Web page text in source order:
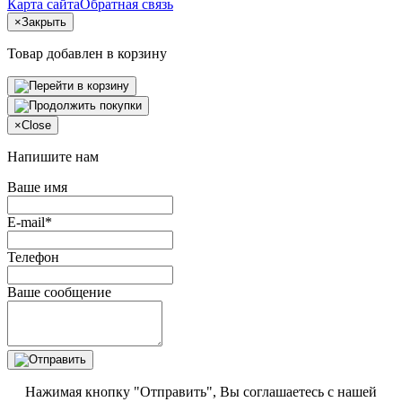
Карта сайтаОбратная связь
×Закрыть
Товар добавлен в корзину
×Close
Напишите нам
Ваше имя
E-mail*
Телефон
Ваше сообщение
Нажимая кнопку "Отправить", Вы соглашаетесь с нашей